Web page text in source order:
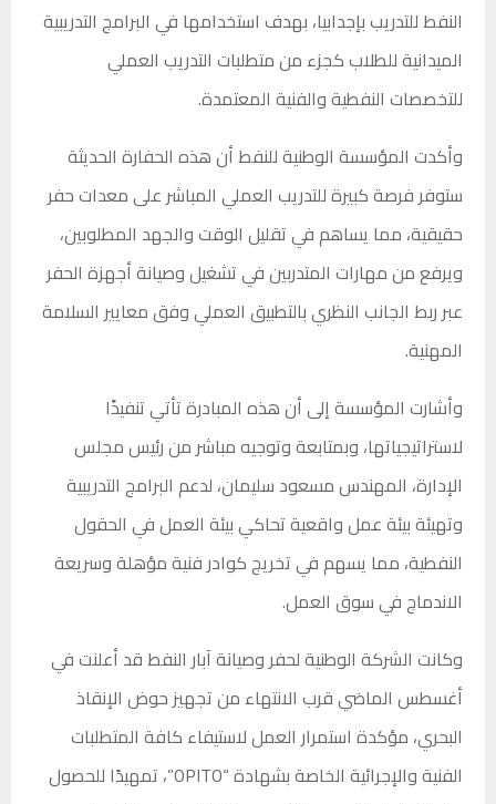
النفط للتدريب بإجدابيا، بهدف استخدامها في البرامج التدريبية
الميدانية للطلاب كجزء من متطلبات التدريب العملي
للتخصصات النفطية والفنية المعتمدة.
وأكدت المؤسسة الوطنية للنفط أن هذه الحفارة الحديثة
ستوفر فرصة كبيرة للتدريب العملي المباشر على معدات حفر
حقيقية، مما يساهم في تقليل الوقت والجهد المطلوبين،
ويرفع من مهارات المتدربين في تشغيل وصيانة أجهزة الحفر
عبر ربط الجانب النظري بالتطبيق العملي وفق معايير السلامة
المهنية.
وأشارت المؤسسة إلى أن هذه المبادرة تأتي تنفيذًا
لاستراتيجياتها، وبمتابعة وتوجيه مباشر من رئيس مجلس
الإدارة، المهندس مسعود سليمان، لدعم البرامج التدريبية
وتهيئة بيئة عمل واقعية تحاكي بيئة العمل في الحقول
النفطية، مما يسهم في تخريج كوادر فنية مؤهلة وسريعة
الاندماج في سوق العمل.
وكانت الشركة الوطنية لحفر وصيانة آبار النفط قد أعلنت في
أغسطس الماضي قرب الانتهاء من تجهيز حوض الإنقاذ
البحري، مؤكدة استمرار العمل لاستيفاء كافة المتطلبات
الفنية والإجرائية الخاصة بشهادة “OPITO”، تمهيدًا للحصول